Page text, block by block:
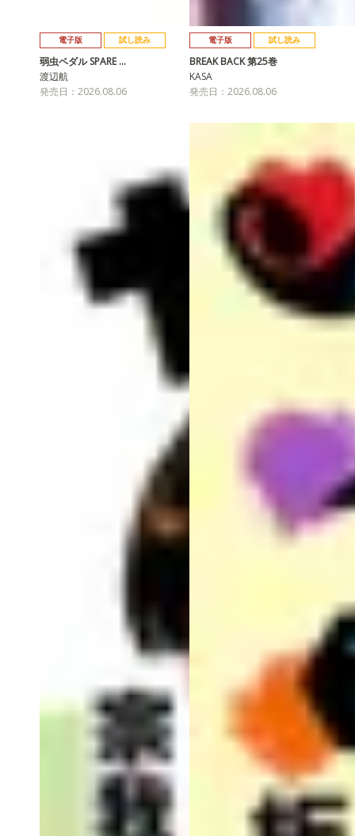
電子版 試し読み
弱虫ペダル SPARE …
渡辺航
発売日：2026.08.06
電子版 試し読み
BREAK BACK 第25巻
KASA
発売日：2026.08.06